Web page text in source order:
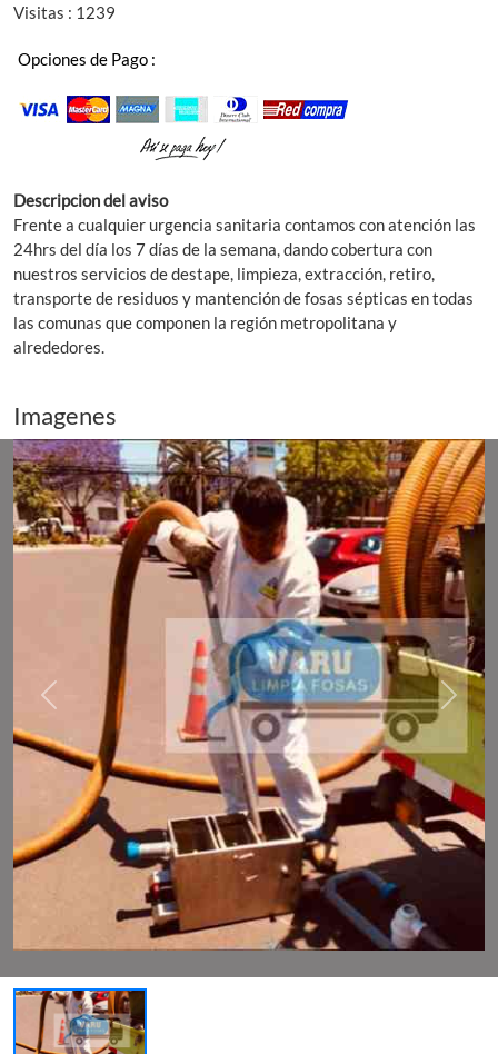
Visitas : 1239
Opciones de Pago :
Descripcion del aviso
Frente a cualquier urgencia sanitaria contamos con atención las
24hrs del día los 7 días de la semana, dando cobertura con
nuestros servicios de destape, limpieza, extracción, retiro,
transporte de residuos y mantención de fosas sépticas en todas
las comunas que componen la región metropolitana y
alrededores.
Imagenes